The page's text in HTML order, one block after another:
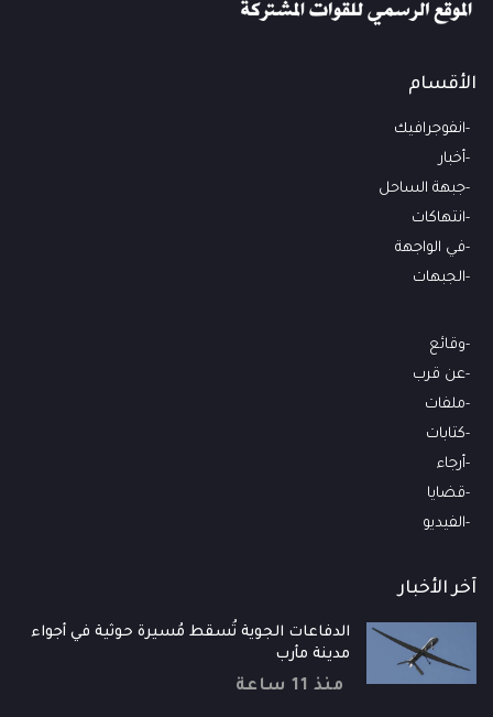
الأقسام
انفوجرافيك
أخبار
جبهة الساحل
انتهاكات
في الواجهة
الجبهات
وقائع
عن قرب
ملفات
كتابات
أرجاء
قضايا
الفيديو
آخر الأخبار
الدفاعات الجوية تُسقط مُسيرة حوثية في أجواء
مدينة مأرب
منذ 11 ساعة